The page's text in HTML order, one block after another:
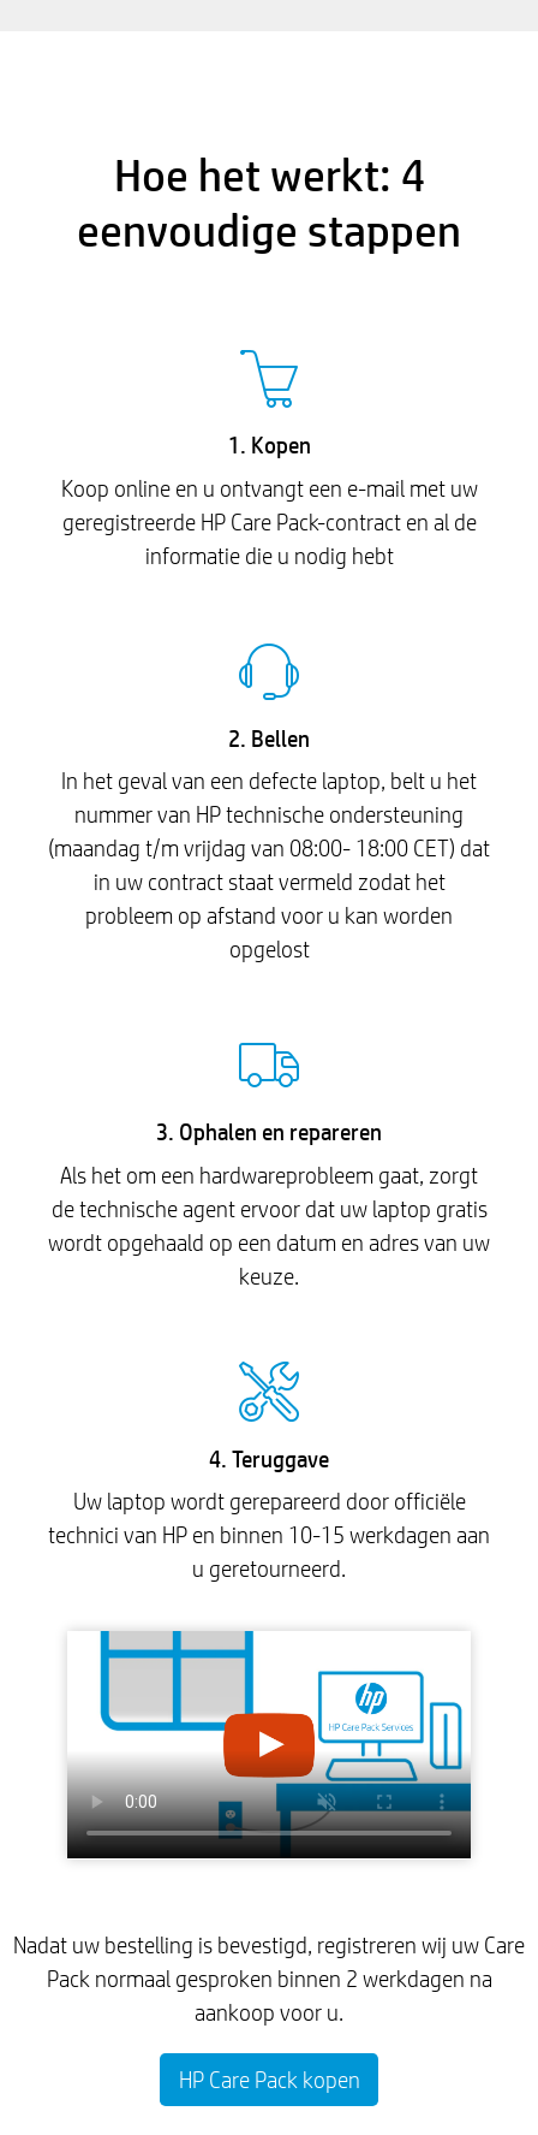
Hoe het werkt: 4
eenvoudige stappen
1. Kopen
Koop online en u ontvangt een e-mail met uw
geregistreerde HP Care Pack-contract en al de
informatie die u nodig hebt
2. Bellen
In het geval van een defecte laptop, belt u het
nummer van HP technische ondersteuning
(maandag t/m vrijdag van 08:00- 18:00 CET) dat
in uw contract staat vermeld zodat het
probleem op afstand voor u kan worden
opgelost
3. Ophalen en repareren
Als het om een hardwareprobleem gaat, zorgt
de technische agent ervoor dat uw laptop gratis
wordt opgehaald op een datum en adres van uw
keuze.
4. Teruggave
Uw laptop wordt gerepareerd door officiële
technici van HP en binnen 10-15 werkdagen aan
u geretourneerd.
Nadat uw bestelling is bevestigd, registreren wij uw Care
Pack normaal gesproken binnen 2 werkdagen na
aankoop voor u.
HP Care Pack kopen